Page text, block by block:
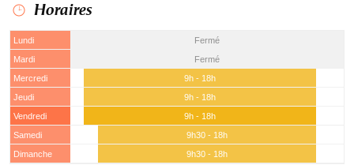
Horaires
Lundi
Fermé
Mardi
Fermé
Mercredi
9h - 18h
Jeudi
9h - 18h
Vendredi
9h - 18h
Samedi
9h30 - 18h
Dimanche
9h30 - 18h